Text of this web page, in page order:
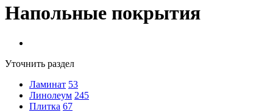
Напольные покрытия
Уточнить раздел
Ламинат 53
Линолеум 245
Плитка 67